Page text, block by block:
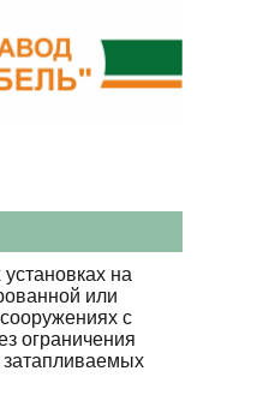
на
или
с
ограничения